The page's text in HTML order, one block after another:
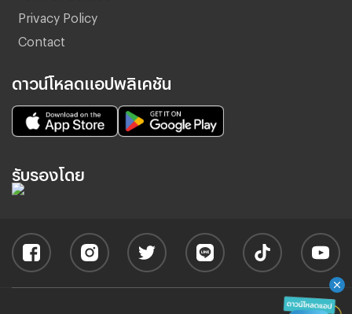
Privacy Policy
Contact
ดาวน์โหลดแอปพลิเคชัน
รับรองโดย